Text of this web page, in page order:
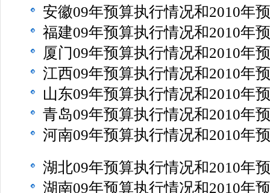
安徽09年预算执行情况和2010年
福建09年预算执行情况和2010年
厦门09年预算执行情况和2010年
江西09年预算执行情况和2010年
山东09年预算执行情况和2010年
青岛09年预算执行情况和2010年
河南09年预算执行情况和2010年
湖北09年预算执行情况和2010年
湖南09年预算执行情况和2010年